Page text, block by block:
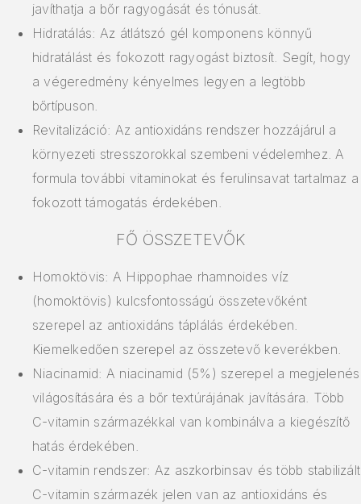
javíthatja a bőr ragyogását és tónusát.
Hidratálás: Az átlátszó gél komponens könnyű
hidratálást és fokozott ragyogást biztosít. Segít, hogy
a végeredmény kényelmes legyen a legtöbb
bőrtípuson.
Revitalizáció: Az antioxidáns rendszer hozzájárul a
környezeti stresszorokkal szembeni védelemhez. A
formula további vitaminokat és ferulinsavat tartalmaz a
fokozott támogatás érdekében.
FŐ ÖSSZETEVŐK
Homoktövis: A Hippophae rhamnoides víz
(homoktövis) kulcsfontosságú összetevőként
szerepel az antioxidáns táplálás érdekében.
Kiemelkedően szerepel az összetevő keverékben.
Niacinamid: A niacinamid (5%) szerepel a megjelenés
világosítására és a bőr textúrájának javítására. Több
C-vitamin származékkal van kombinálva a kiegészítő
hatás érdekében.
C-vitamin rendszer: Az aszkorbinsav és több stabilizált
C-vitamin származék jelen van az antioxidáns és